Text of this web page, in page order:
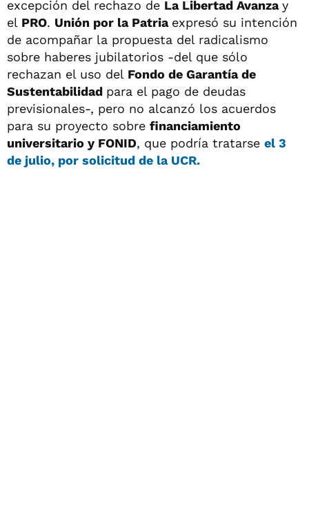
excepción del rechazo de La Libertad Avanzay
el PRO. Unión por la Patria expresó su intención
de acompañar la propuesta del radicalismo
sobre haberes jubilatorios -del que sólo
rechazan el uso del Fondo de Garantía de
Sustentabilidad para el pago de deudas
previsionales-, pero no alcanzó los acuerdos
para su proyecto sobre financiamiento
universitario y FONID, que podría tratarse el 3
de julio, por solicitud de la UCR.